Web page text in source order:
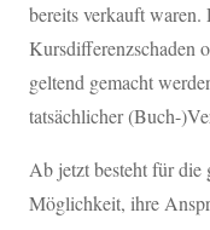
bereits verkauft waren.
Kursdifferenzschaden
geltend gemacht
tatsächlicher (Buch-
Ab jetzt besteht für die
Möglichkeit, ihre